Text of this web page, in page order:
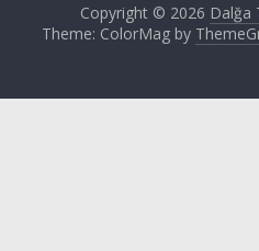
Copyright © 2026 Dalğa
Theme: ColorMag by